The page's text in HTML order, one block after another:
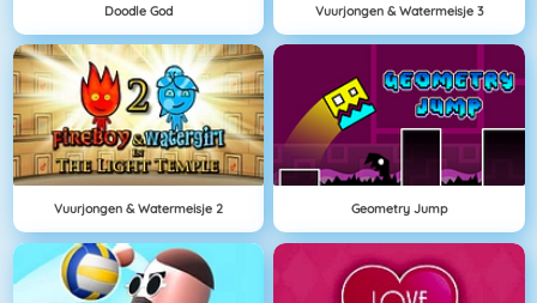
Doodle God Vuurjongen & Watermeisje 3
Vuurjongen & Watermeisje 2 Geometry Jump